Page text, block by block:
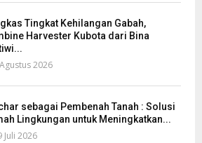
Tingkat Kehilangan Gabah,
Harvester Kubota dari Bina
2026
sebagai Pembenah Tanah : Solusi
Lingkungan untuk Meningkatkan...
Juli 2026